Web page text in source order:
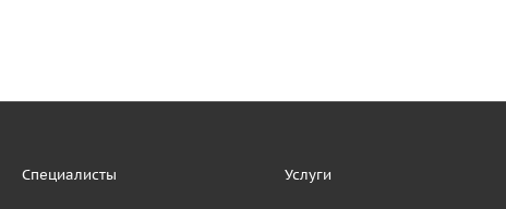
Специалисты Услуги